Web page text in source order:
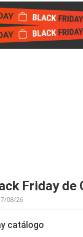
de Converse
Friday de
08/26
catálogo